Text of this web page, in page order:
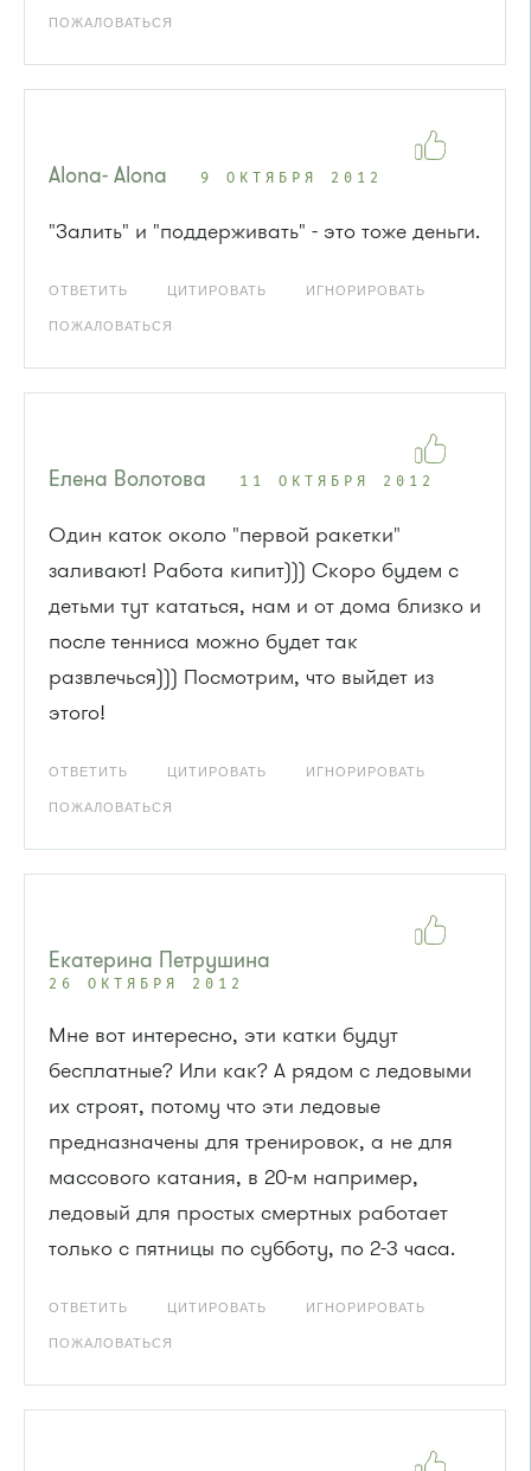
ПОЖАЛОВАТЬСЯ
Alona- Alona 9 ОКТЯБРЯ 2012
"Залить" и "поддерживать" - это тоже деньги.
ОТВЕТИТЬ ЦИТИРОВАТЬ ИГНОРИРОВАТЬ
ПОЖАЛОВАТЬСЯ
Елена Волотова 11 ОКТЯБРЯ 2012
Один каток около "первой ракетки"
заливают! Работа кипит))) Скоро будем с
детьми тут кататься, нам и от дома близко и
после тенниса можно будет так
развлечься))) Посмотрим, что выйдет из
этого!
ОТВЕТИТЬ ЦИТИРОВАТЬ ИГНОРИРОВАТЬ
ПОЖАЛОВАТЬСЯ
Екатерина Петрушина
26 ОКТЯБРЯ 2012
Мне вот интересно, эти катки будут
бесплатные? Или как? А рядом с ледовыми
их строят, потому что эти ледовые
предназначены для тренировок, а не для
массового катания, в 20-м например,
ледовый для простых смертных работает
только с пятницы по субботу, по 2-3 часа.
ОТВЕТИТЬ ЦИТИРОВАТЬ ИГНОРИРОВАТЬ
ПОЖАЛОВАТЬСЯ